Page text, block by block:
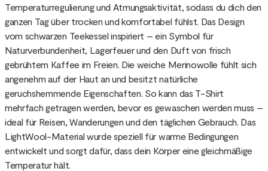
Temperaturregulierung und Atmungsaktivität, sodass du dich den
ganzen Tag über trocken und komfortabel fühlst. Das Design
vom schwarzen Teekessel inspiriert – ein Symbol für
Naturverbundenheit, Lagerfeuer und den Duft von frisch
gebrühtem Kaffee im Freien. Die weiche Merinowolle fühlt sich
angenehm auf der Haut an und besitzt natürliche
geruchshemmende Eigenschaften. So kann das T-Shirt
mehrfach getragen werden, bevor es gewaschen werden muss –
ideal für Reisen, Wanderungen und den täglichen Gebrauch. Das
LightWool-Material wurde speziell für warme Bedingungen
entwickelt und sorgt dafür, dass dein Körper eine gleichmäßige
Temperatur hält.